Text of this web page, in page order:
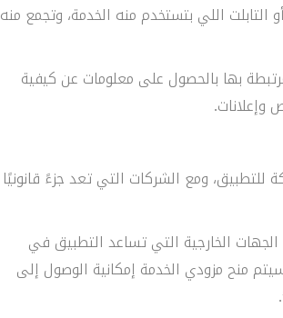
اللي بتستخدم منه الخدمة، وتجمع منه
بها بالحصول على معلومات عن كيفية
للتطبيق، ومع الشركات التي تعد جزءً قانونيًا
الخارجية التي تساعد التطبيق في
منح مزودي الخدمة إمكانية الوصول إلى